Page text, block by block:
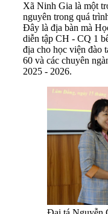
Xã Ninh Gia là một
nguyên trong quá
Đây là địa bàn mà
diễn tập CH - CQ 1
địa cho học viện đào
60 và các chuyên
2025 - 2026.